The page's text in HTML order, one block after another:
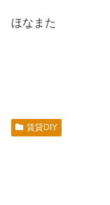
ほなまた
賃貸DIY